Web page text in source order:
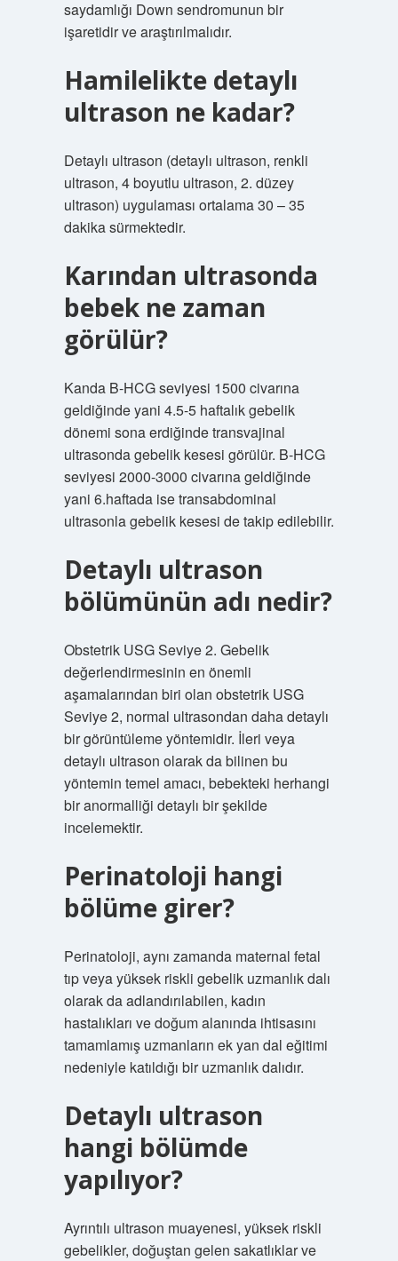
saydamlığı Down sendromunun bir
işaretidir ve araştırılmalıdır.
Hamilelikte detaylı
ultrason ne kadar?
Detaylı ultrason (detaylı ultrason, renkli
ultrason, 4 boyutlu ultrason, 2. düzey
ultrason) uygulaması ortalama 30 – 35
dakika sürmektedir.
Karından ultrasonda
bebek ne zaman
görülür?
Kanda B-HCG seviyesi 1500 civarına
geldiğinde yani 4.5-5 haftalık gebelik
dönemi sona erdiğinde transvajinal
ultrasonda gebelik kesesi görülür. B-HCG
seviyesi 2000-3000 civarına geldiğinde
yani 6.haftada ise transabdominal
ultrasonla gebelik kesesi de takip edilebilir.
Detaylı ultrason
bölümünün adı nedir?
Obstetrik USG Seviye 2. Gebelik
değerlendirmesinin en önemli
aşamalarından biri olan obstetrik USG
Seviye 2, normal ultrasondan daha detaylı
bir görüntüleme yöntemidir. İleri veya
detaylı ultrason olarak da bilinen bu
yöntemin temel amacı, bebekteki herhangi
bir anormalliği detaylı bir şekilde
incelemektir.
Perinatoloji hangi
bölüme girer?
Perinatoloji, aynı zamanda maternal fetal
tıp veya yüksek riskli gebelik uzmanlık dalı
olarak da adlandırılabilen, kadın
hastalıkları ve doğum alanında ihtisasını
tamamlamış uzmanların ek yan dal eğitimi
nedeniyle katıldığı bir uzmanlık dalıdır.
Detaylı ultrason
hangi bölümde
yapılıyor?
Ayrıntılı ultrason muayenesi, yüksek riskli
gebelikler, doğuştan gelen sakatlıklar ve